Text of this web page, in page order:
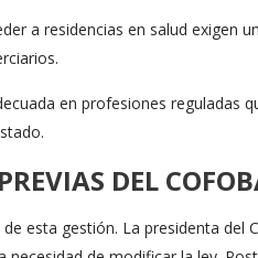
a residencias en salud exigen
en profesiones reguladas
DEL
esta gestión. La presidenta del